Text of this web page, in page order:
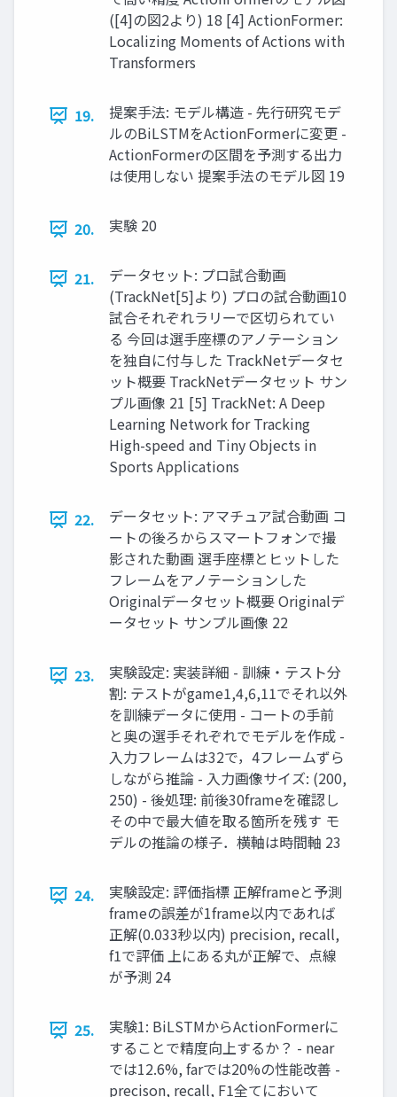
([4]の図2より) 18 [4] ActionFormer:
Localizing Moments of Actions with
Transformers
19.
提案手法: モデル構造 - 先行研究モデ
ルのBiLSTMをActionFormerに変更 -
ActionFormerの区間を予測する出力
は使用しない 提案手法のモデル図 19
20. 実験 20
21.
データセット: プロ試合動画
(TrackNet[5]より) プロの試合動画10
試合それぞれラリーで区切られてい
る 今回は選手座標のアノテーション
を独自に付与した TrackNetデータセ
ット概要 TrackNetデータセット サン
プル画像 21 [5] TrackNet: A Deep
Learning Network for Tracking
High-speed and Tiny Objects in
Sports Applications
22.
データセット: アマチュア試合動画 コ
ートの後ろからスマートフォンで撮
影された動画 選手座標とヒットした
フレームをアノテーションした
Originalデータセット概要 Originalデ
ータセット サンプル画像 22
23.
実験設定: 実装詳細 - 訓練・テスト分
割: テストがgame1,4,6,11でそれ以外
を訓練データに使用 - コートの手前
と奥の選手それぞれでモデルを作成 -
入力フレームは32で，4フレームずら
しながら推論 - 入力画像サイズ: (200,
250) - 後処理: 前後30frameを確認し
その中で最大値を取る箇所を残す モ
デルの推論の様子．横軸は時間軸 23
24.
実験設定: 評価指標 正解frameと予測
frameの誤差が1frame以内であれば
正解(0.033秒以内) precision, recall,
f1で評価 上にある丸が正解で、点線
が予測 24
25.
実験1: BiLSTMからActionFormerに
することで精度向上するか？ - near
では12.6%, farでは20%の性能改善 -
precison, recall, F1全てにおいて